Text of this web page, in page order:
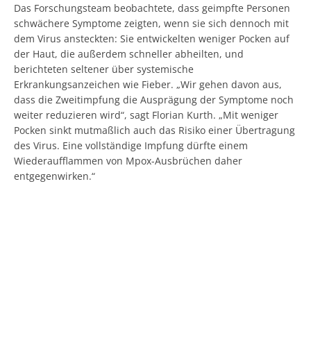
Das Forschungsteam beobachtete, dass geimpfte Personen
schwächere Symptome zeigten, wenn sie sich dennoch mit
dem Virus ansteckten: Sie entwickelten weniger Pocken auf
der Haut, die außerdem schneller abheilten, und
berichteten seltener über systemische
Erkrankungsanzeichen wie Fieber. „Wir gehen davon aus,
dass die Zweitimpfung die Ausprägung der Symptome noch
weiter reduzieren wird“, sagt Florian Kurth. „Mit weniger
Pocken sinkt mutmaßlich auch das Risiko einer Übertragung
des Virus. Eine vollständige Impfung dürfte einem
Wiederaufflammen von Mpox-Ausbrüchen daher
entgegenwirken.“